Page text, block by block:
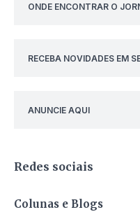
ONDE ENCONTRAR O
RECEBA NOVIDADES EM
ANUNCIE AQUI
Redes sociais
Colunas e Blogs